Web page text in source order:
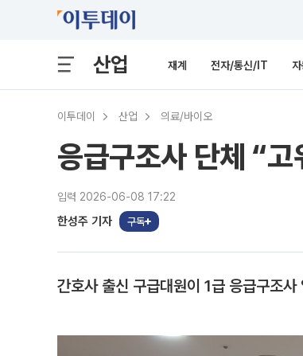
산업 재계 전자/통신/IT
이투데이 산업 의료/바이오
응급구조사 단체 “
입력 2026-06-08 17:22
한성주 기자 구독
간호사 출신 구급대원이 1급 응급구조